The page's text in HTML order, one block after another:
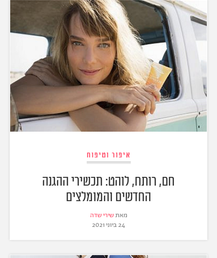
איפור וטיפוח
חם, רותח, לוהט: תכשירי ההגנה
החדשים והמומלצים
מאתשירי שדה
24 ביוני 2021